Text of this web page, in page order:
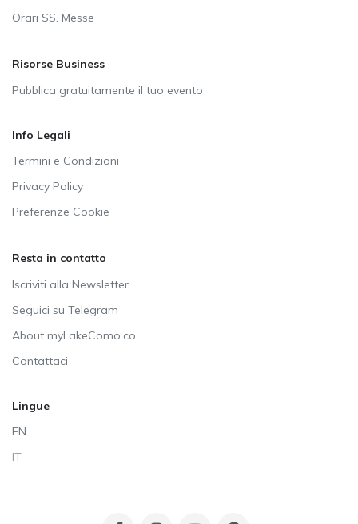
Orari SS. Messe
Risorse Business
Pubblica gratuitamente il tuo evento
Info Legali
Termini e Condizioni
Privacy Policy
Preferenze Cookie
Resta in contatto
Iscriviti alla Newsletter
Seguici su Telegram
About myLakeComo.co
Contattaci
Lingue
EN
IT